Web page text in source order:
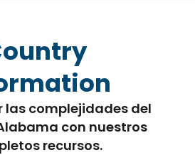
las complejidades del
con nuestros
recursos.